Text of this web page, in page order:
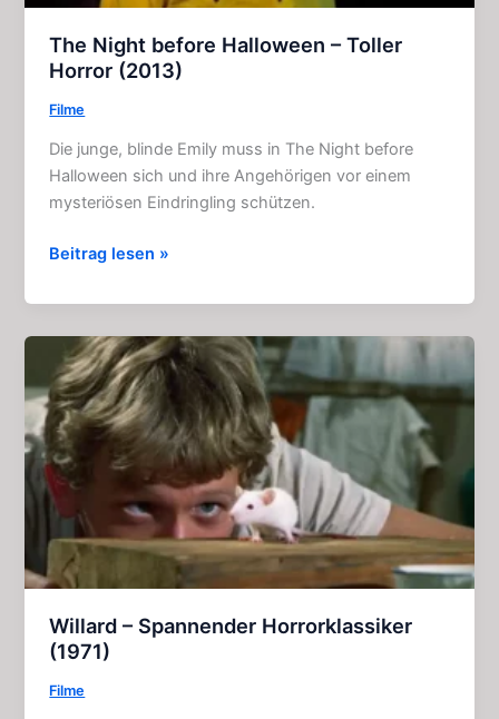
The Night before Halloween – Toller
Horror (2013)
Filme
Die junge, blinde Emily muss in The Night before
Halloween sich und ihre Angehörigen vor einem
mysteriösen Eindringling schützen.
The
before
Halloween
Toller
Horror
(2013)
Beitrag lesen »
Willard – Spannender Horrorklassiker
(1971)
Filme